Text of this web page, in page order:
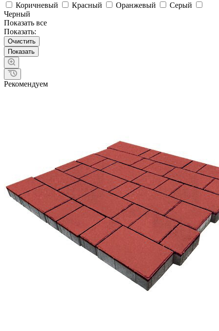
Коричневый
Красный Оранжевый
Серый
Черный
Показать все
Показать:
Очистить
Рекомендуем